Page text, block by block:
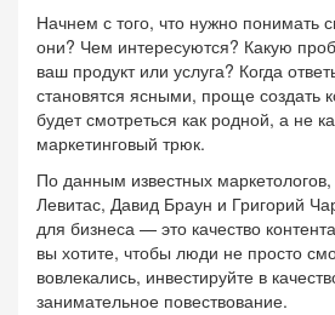
Начнем с того, что нужно понимать
они? Чем интересуются? Какую
ваш продукт или услуга? Когда
становятся ясными, проще создать
будет смотреться как родной, а не
маркетинговый трюк.
По данным известных маркетологов,
Левитас, Давид Браун и Григорий
для бизнеса — это качество
вы хотите, чтобы люди не просто
вовлекались, инвестируйте в
занимательное повествование.